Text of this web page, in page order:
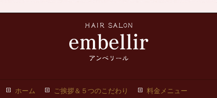
ホーム ご挨拶＆５つのこだわり
料金メニュー